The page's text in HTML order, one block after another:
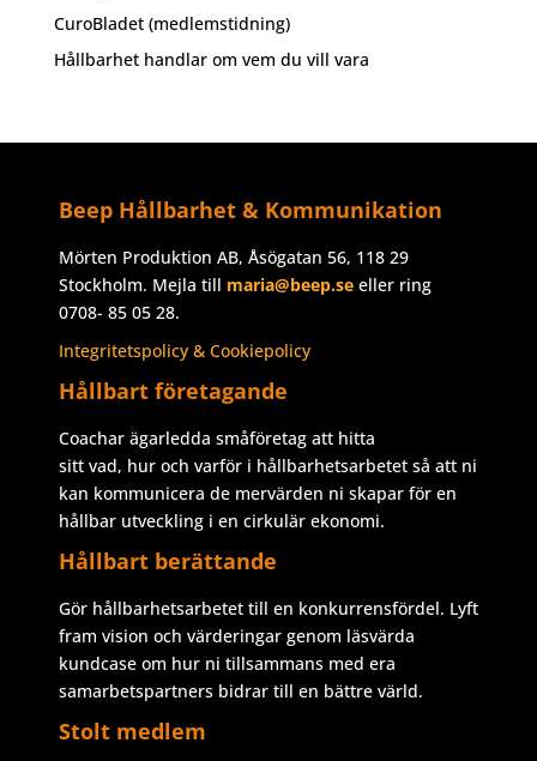
CuroBladet (medlemstidning)
Hållbarhet handlar om vem du vill vara
Beep Hållbarhet & Kommunikation
Mörten Produktion AB, Åsögatan 56, 118 29
Stockholm. Mejla till maria@beep.seeller ring
0708- 85 05 28.
Integritetspolicy & Cookiepolicy
Hållbart företagande
Coachar ägarledda småföretag att hitta
sitt vad, hur och varför i hållbarhetsarbetet så att ni
kan kommunicera de mervärden ni skapar för en
hållbar utveckling i en cirkulär ekonomi.
Hållbart berättande
Gör hållbarhetsarbetet till en konkurrensfördel. Lyft
fram vision och värderingar genom läsvärda
kundcase om hur ni tillsammans med era
samarbetspartners bidrar till en bättre värld.
Stolt medlem